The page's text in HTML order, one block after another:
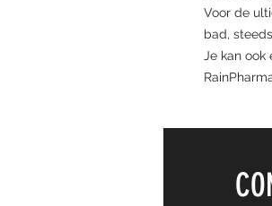
Voor de
bad,
Je kan ook